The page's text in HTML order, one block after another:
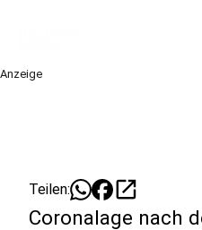
Anzeige
Teilen: open_in_new
Coronalage nach